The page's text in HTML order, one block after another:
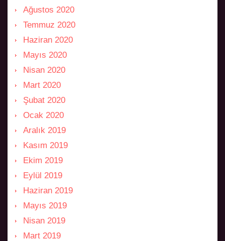
Ağustos 2020
Temmuz 2020
Haziran 2020
Mayıs 2020
Nisan 2020
Mart 2020
Şubat 2020
Ocak 2020
Aralık 2019
Kasım 2019
Ekim 2019
Eylül 2019
Haziran 2019
Mayıs 2019
Nisan 2019
Mart 2019